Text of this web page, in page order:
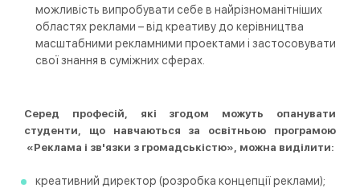
можливість випробувати себе в найрізноманітніших
областях реклами – від креативу до керівництва
масштабними рекламними проектами і застосовувати
свої знання в суміжних сферах.
Серед професій, які згодом можуть опанувати
студенти, що навчаються за освітньою програмою
«Реклама і зв'язки з громадськістю», можна виділити:
креативний директор (розробка концепції реклами);